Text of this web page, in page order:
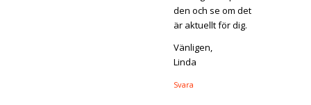
den och se om det
är aktuellt för dig.
Vänligen,
Linda
Svara